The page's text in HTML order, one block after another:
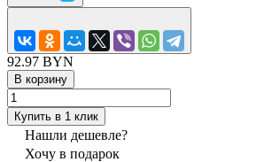
92.97 BYN
В корзину
Купить в 1 клик
Нашли дешевле?
Хочу в подарок